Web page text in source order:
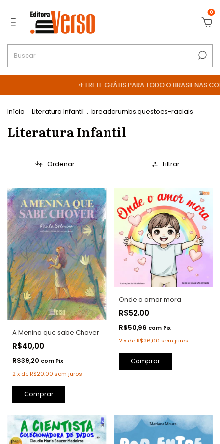
0
✈ FRETE GRÁTIS PARA TODO O BRASIL NAS COMPRAS
Início . Literatura Infantil . breadcrumbs.questoes-raciais
Literatura Infantil
Ordenar Filtrar
A Menina que sabe Chover
R$40,00
R$39,20 com Pix
2x deR$20,00 sem juros
Comprar
Onde o amor mora
R$52,00
R$50,96 com Pix
2 x deR$26,00 sem juros
Comprar